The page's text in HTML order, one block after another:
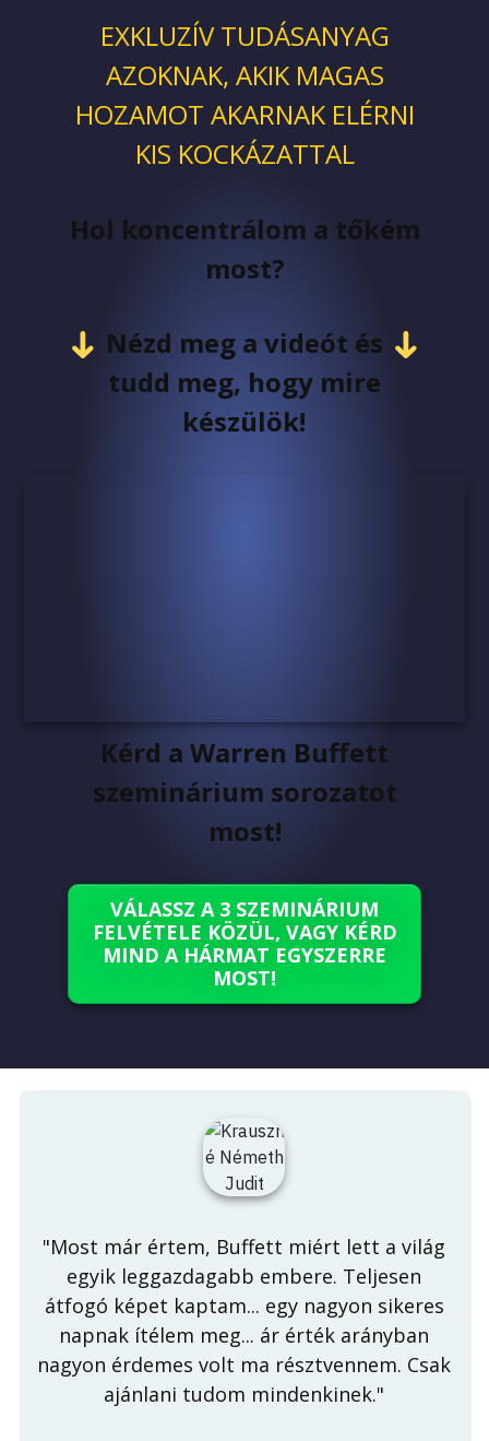
EXKLUZÍV TUDÁSANYAG
AZOKNAK, AKIK MAGAS
HOZAMOT AKARNAK ELÉRNI
KIS KOCKÁZATTAL
Hol koncentrálom a tőkém
most?
Nézd meg a videót és
tudd meg, hogy mire
készülök!
Kérd a Warren Buffett
szeminárium sorozatot
most!
VÁLASSZ A 3 SZEMINÁRIUM
FELVÉTELE KÖZÜL, VAGY KÉRD
MIND A HÁRMAT EGYSZERRE
MOST!
"Most már értem, Buffett miért lett a világ
egyik leggazdagabb embere. Teljesen
átfogó képet kaptam... egy nagyon sikeres
napnak ítélem meg... ár érték arányban
nagyon érdemes volt ma résztvennem. Csak
ajánlani tudom mindenkinek."